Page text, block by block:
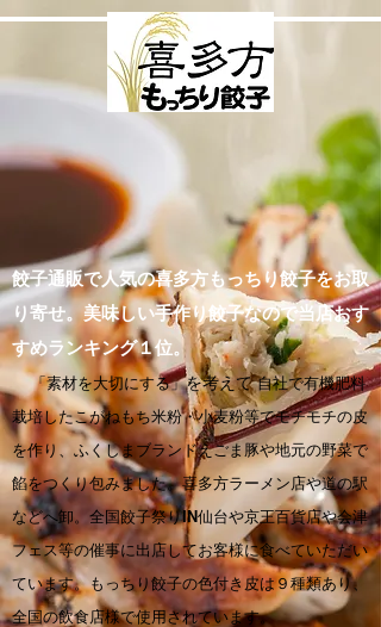
餃子通販で人気の喜多方もっちり餃子をお取
り寄せ。美味しい手作り餃子なので当店おす
すめランキング１位。
「素材を大切にする」を考えて自社で有機肥料
栽培したこがねもち米粉・小麦粉等でモチモチの皮
を作り、ふくしまブランドえごま豚や地元の野菜で
餡をつくり包みました。喜多方ラーメン店や道の駅
などへ卸。全国餃子祭りIN仙台や京王百貨店や会津
フェス等の催事に出店してお客様に食べていただい
ています。もっちり餃子の色付き皮は９種類あり、
全国の飲食店様で使用されています。